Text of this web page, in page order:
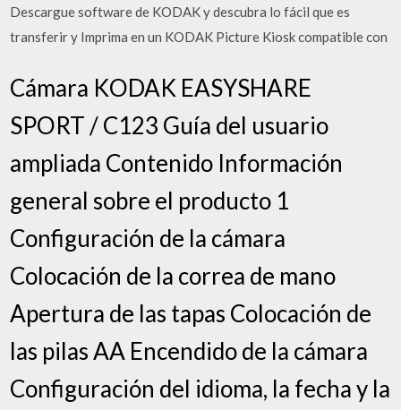
Descargue software de KODAK y descubra lo fácil que es
transferir y Imprima en un KODAK Picture Kiosk compatible con
Cámara KODAK EASYSHARE
SPORT / C123 Guía del usuario
ampliada Contenido Información
general sobre el producto 1
Configuración de la cámara
Colocación de la correa de mano
Apertura de las tapas Colocación de
las pilas AA Encendido de la cámara
Configuración del idioma, la fecha y la